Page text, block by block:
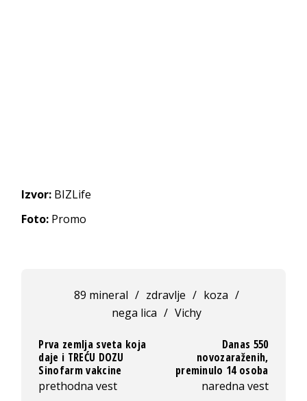
Izvor: BIZLife
Foto: Promo
89 mineral / zdravlje / koza /
nega lica / Vichy
Prva zemlja sveta koja
daje i TREĆU DOZU
Sinofarm vakcine
prethodna vest
Danas 550
novozaraženih,
preminulo 14 osoba
naredna vest